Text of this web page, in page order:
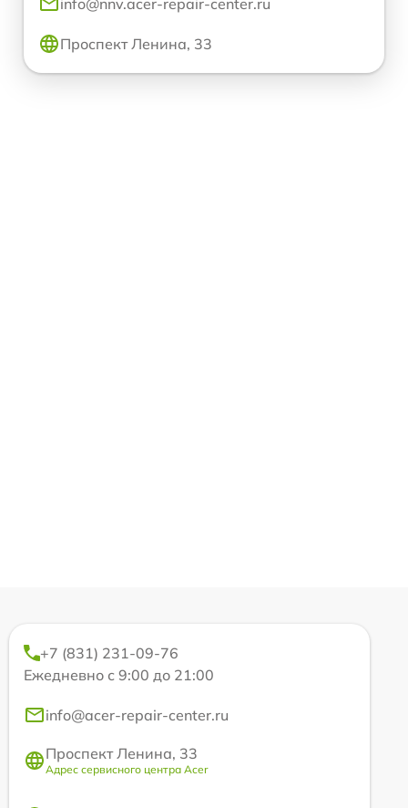
info@nnv.acer-repair-center.ru
Проспект Ленина, 33
+7 (831) 231-09-76
Ежедневно с 9:00 до 21:00
info@acer-repair-center.ru
Проспект Ленина, 33
Адрес сервисного центра Acer